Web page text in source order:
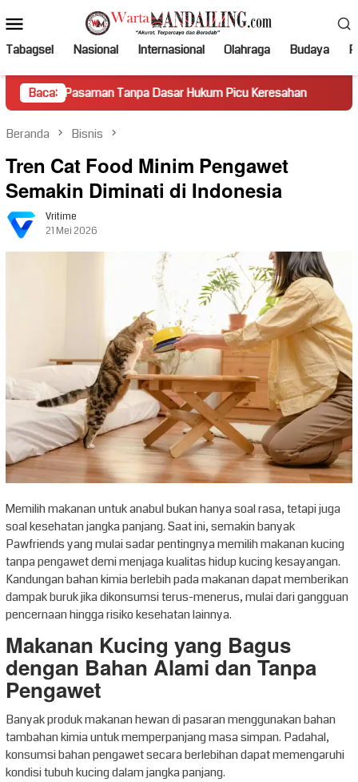
ke
kontenMobile
Tabagsel Nasional Internasional Olahraga Budaya
Baca:
Tanpa Dasar Hukum Picu Keresahan Truk Miring
Beranda Bisnis
Tren Cat Food Minim Pengawet
Semakin Diminati di Indonesia
Vritime
21 Mei 2026
Memilih makanan untuk anabul bukan hanya soal rasa, tetapi juga
soal kesehatan jangka panjang. Saat ini, semakin banyak
Pawfriends yang mulai sadar pentingnya memilih makanan kucing
tanpa pengawet demi menjaga kualitas hidup kucing kesayangan.
Kandungan bahan kimia berlebih pada makanan dapat memberikan
dampak buruk jika dikonsumsi terus-menerus, mulai dari gangguan
pencernaan hingga risiko kesehatan lainnya.
Makanan Kucing yang Bagus
dengan Bahan Alami dan Tanpa
Pengawet
Banyak produk makanan hewan di pasaran menggunakan bahan
tambahan kimia untuk memperpanjang masa simpan. Padahal,
konsumsi bahan pengawet secara berlebihan dapat memengaruhi
kondisi tubuh kucing dalam jangka panjang.